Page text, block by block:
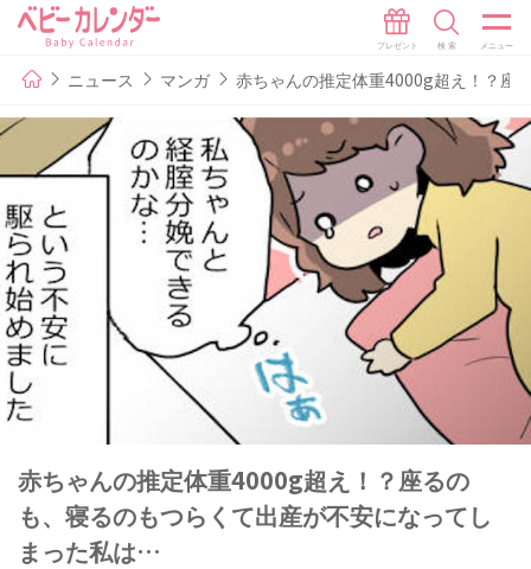
ニュース マンガ 赤ちゃんの推定体重4000g超え！？座
赤ちゃんの推定体重4000g超え！？座るの
も、寝るのもつらくて出産が不安になってし
まった私は…